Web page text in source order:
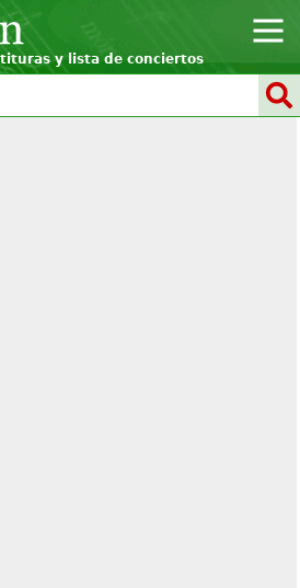
y lista de conciertos